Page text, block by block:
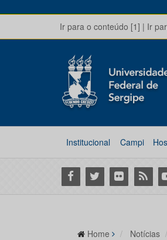
Ir para o conteúdo [1] | Ir
Institucional Campi
Facebook
Twitter Flickr RSS
Home Notícias